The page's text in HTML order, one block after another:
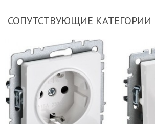
СОПУТСТВУЮЩИЕ КАТЕГОРИИ